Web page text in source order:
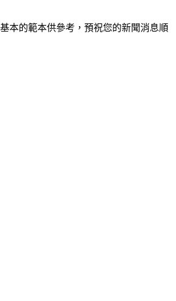
本的範本供參考，預祝您的新聞消息順